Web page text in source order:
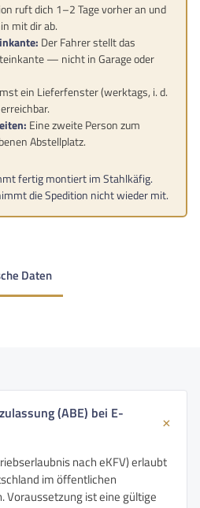
ruft dich 1–2 Tage vorher an und
mit dir ab.
Der Fahrer stellt das
— nicht in Garage oder
ein Lieferfenster (werktags, i. d.
Eine zweite Person zum
Abstellplatz.
fertig montiert im Stahlkäfig.
die Spedition nicht wieder mit.
Daten
(ABE) bei E-
nach eKFV) erlaubt
im öffentlichen
Voraussetzung ist eine gültige